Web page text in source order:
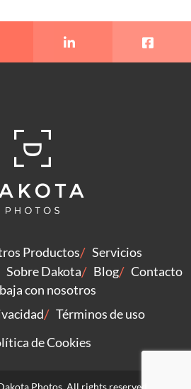
Productos
Servicios
Sobre Dakota Blog
Contacto
con nosotros
Términos de uso
de Cookies
Photos. All rights reserved.